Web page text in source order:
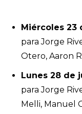
Miércoles 23
para Jorge
Otero, Aaron
Lunes 28 de
para Jorge
Melli, Manuel